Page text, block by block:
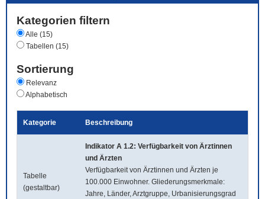
Kategorien filtern
Alle (15)
Tabellen (15)
Sortierung
Relevanz
Alphabetisch
Kategorie Beschreibung
Tabelle
(gestaltbar)
Indikator A 1.2: Verfügbarkeit von Ärztinnen
und Ärzten
Verfügbarkeit von Ärztinnen und Ärzten je
100.000 Einwohner. Gliederungsmerkmale:
Jahre, Länder, Arztgruppe, Urbanisierungsgrad